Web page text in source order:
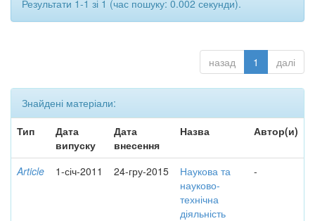
Результати 1-1 зі 1 (час пошуку: 0.002 секунди).
назад 1 далі
Знайдені матеріали:
Тип
Дата
випуску
Дата
внесення
Назва Автор(и)
Article 1-січ-2011 24-гру-2015
Наукова та
науково-
технічна
діяльність
-